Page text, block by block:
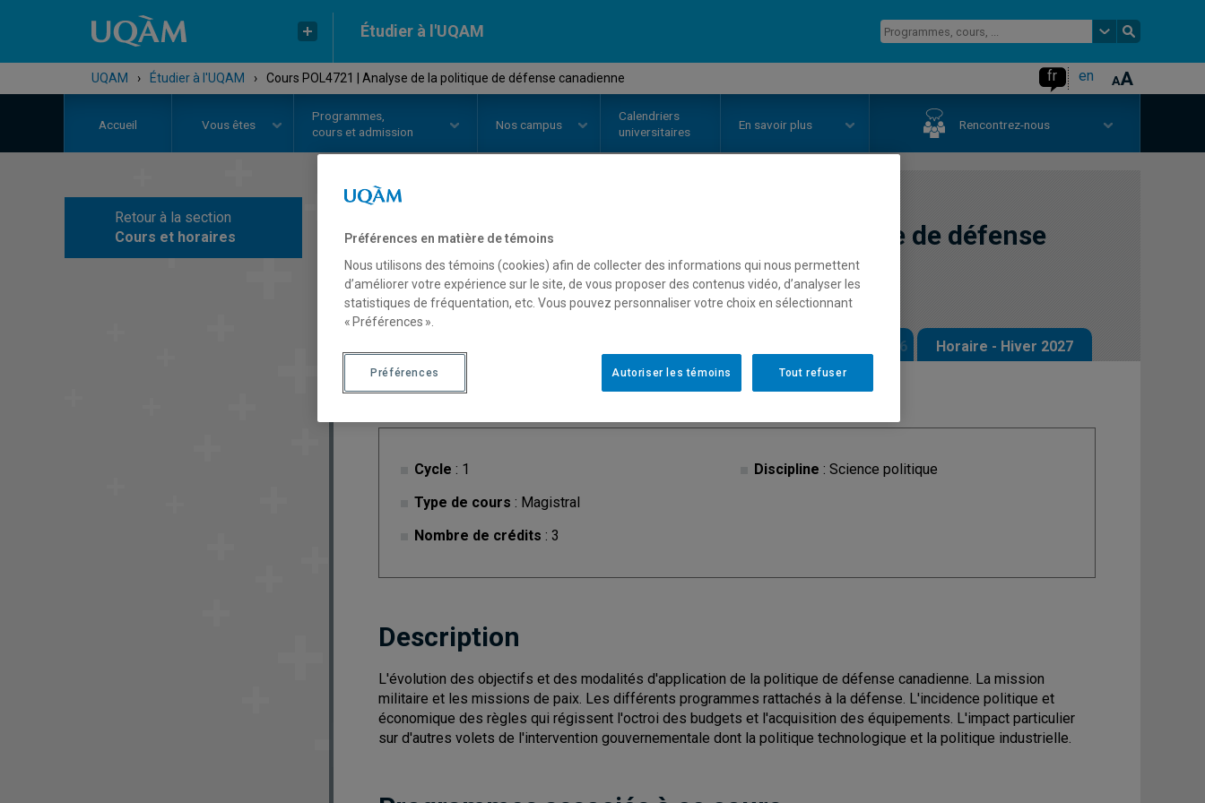
Étudier à l'UQAM
UQAM › Étudier à l'UQAM › Cours POL4721 | Analyse de la politique de défense canadienne fr en
Accueil Vous êtes
Programmes,
cours et admission
Nos campus
Calendriers
universitaires
En savoir plus Rencontrez-nous
Retour à la section
Cours et horaires
COURS// POL4721
Analyse de la politique de défense
canadienne
Horaire - Automne 2026 Horaire - Hiver 2027
Cycle : 1
Type de cours : Magistral
Nombre de crédits : 3
Discipline : Science politique
Description
L'évolution des objectifs et des modalités d'application de la politique de défense canadienne. La mission
militaire et les missions de paix. Les différents programmes rattachés à la défense. L'incidence politique et
économique des règles qui régissent l'octroi des budgets et l'acquisition des équipements. L'impact particulier
sur d'autres volets de l'intervention gouvernementale dont la politique technologique et la politique industrielle.
Préférences en matière de témoins
Nous utilisons des témoins (cookies) afin de collecter des informations qui nous permettent
d’améliorer votre expérience sur le site, de vous proposer des contenus vidéo, d’analyser les
statistiques de fréquentation, etc. Vous pouvez personnaliser votre choix en sélectionnant
« Préférences ».
Tout refuser
Autoriser les témoins
Préférences